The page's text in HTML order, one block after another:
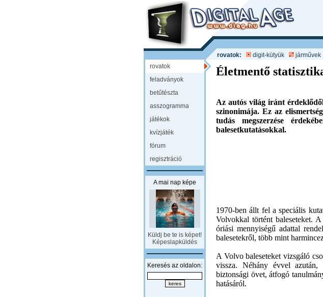
rovatok:
digit-kütyük járművek
rovatok
feladványok
betűtészta
asszogramma
játékok
kvízjáték
fórum
regisztráció
A mai nap képe
Küldj be te is képet!
Képeslapküldés
Keresés az oldalon:
Életmentő
Az autós világ iránt
szinonimája. Ez az
tudás megszerzése
balesetkutatásokkal.
1970-ben állt fel a speciális
Volvokkal történt baleseteket.
óriási mennyiségű adattal
balesetekről, több mint
A Volvo baleseteket vizsgáló
vissza. Néhány évvel
biztonsági övet, átfogó
hatásáról.